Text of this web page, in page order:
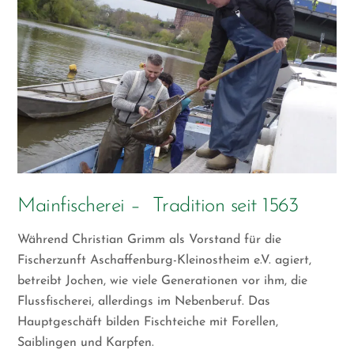
Mainfischerei – Tradition seit 1563
Während Christian Grimm als Vorstand für die
Fischerzunft Aschaffenburg-Kleinostheim e.V. agiert,
betreibt Jochen, wie viele Generationen vor ihm, die
Flussfischerei, allerdings im Nebenberuf. Das
Hauptgeschäft bilden Fischteiche mit Forellen,
Saiblingen und Karpfen.